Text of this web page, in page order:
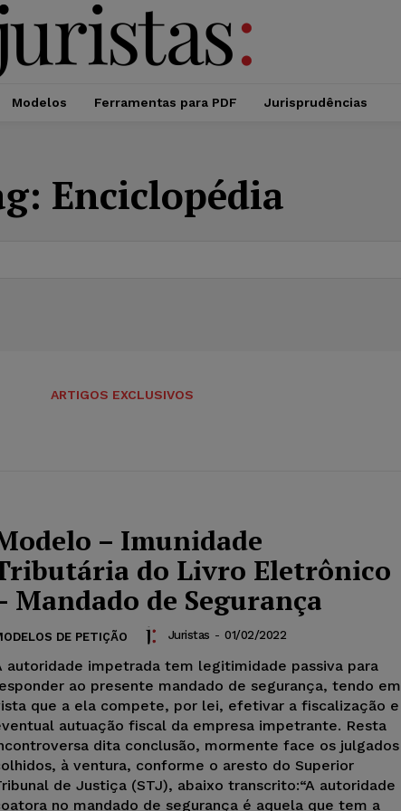
Modelos Ferramentas para PDF Jurisprudências
Enciclopédia
ARTIGOS EXCLUSIVOS
– Imunidade
do Livro Eletrônico
Mandado de Segurança
DE PETIÇÃO Juristas - 01/02/2022
autoridade impetrada tem legitimidade passiva para
ao presente mandado de segurança, tendo em
que a ela compete, por lei, efetivar a fiscalização e
autuação fiscal da empresa impetrante. Resta
dita conclusão, mormente face os julgados
à ventura, conforme o aresto do Superior
de Justiça (STJ), abaixo transcrito:“A autoridade
no mandado de segurança é aquela que tem a